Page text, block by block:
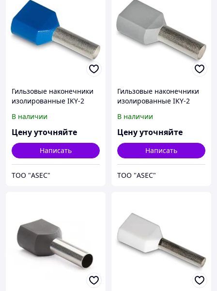
Гильзовые наконечники
изолированные IKY-2
В наличии
Цену уточняйте
Написать
ТОО "ASEC"
Гильзовые наконечники
изолированные IKY-2
В наличии
Цену уточняйте
Написать
ТОО "ASEC"